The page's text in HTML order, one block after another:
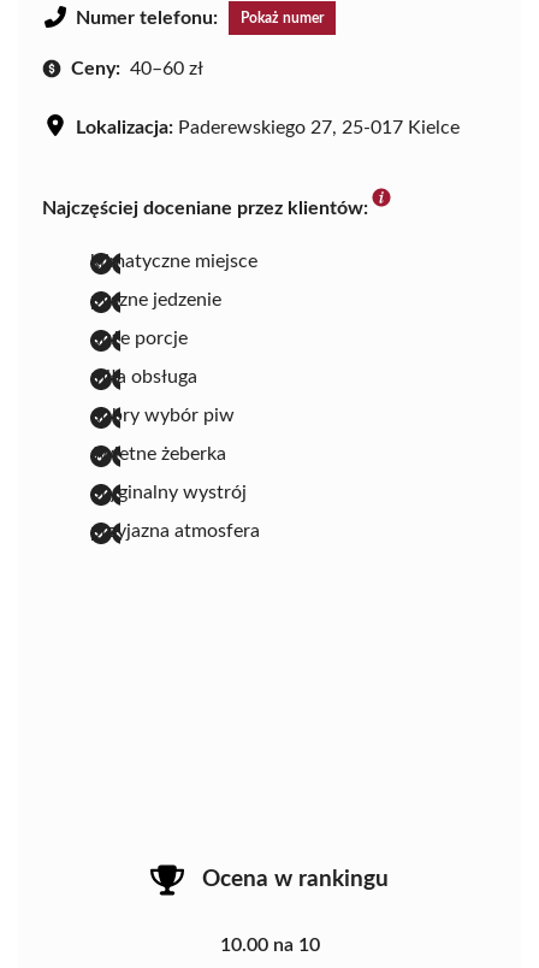
Numer telefonu: Pokaż numer
Ceny: 40–60 zł
Lokalizacja: Paderewskiego 27, 25-017 Kielce
Najczęściej doceniane przez klientów:
klimatyczne miejsce
pyszne jedzenie
duże porcje
miła obsługa
dobry wybór piw
świetne żeberka
oryginalny wystrój
przyjazna atmosfera
Ocena w rankingu
10.00 na 10